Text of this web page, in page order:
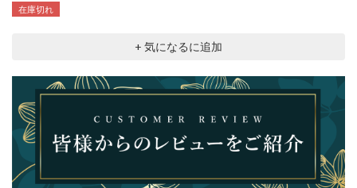
在庫切れ
+ 気になるに追加